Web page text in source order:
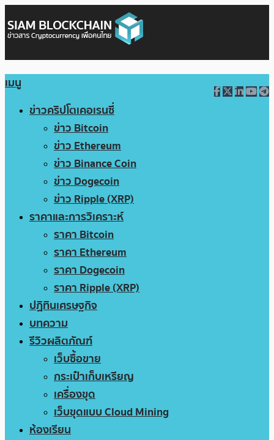
เมนู
ข่าวคริปโตเคอเรนซี่
ข่าว Bitcoin
ข่าว Ethereum
ข่าว Binance Coin
ข่าว Dogecoin
ข่าว Ripple (XRP)
ราคาและการวิเคราะห์
ราคา Bitcoin
ราคา Ethereum
ราคา Dogecoin
ราคา Ripple (XRP)
ปฏิทินเศรษฐกิจ
บทความ
รีวิวผลิตภัณฑ์
เว็บซื้อขาย
กระเป๋าเก็บเหรียญ
เครื่องขุด
เว็บขุดแบบ Cloud Mining
ห้องเรียน